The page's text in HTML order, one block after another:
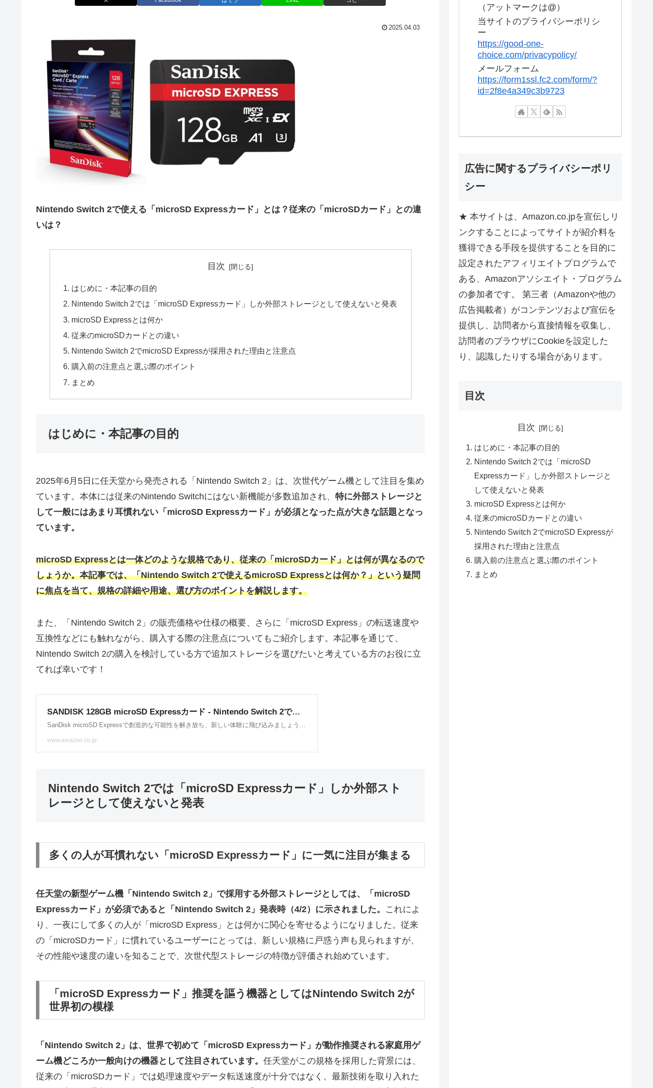
2025.04.03
Nintendo Switch 2で使える「microSD Expressカード」とは？従来の「microSDカード」との違
いは？
目次
はじめに・本記事の目的
Nintendo Switch 2では「microSD Expressカード」しか外部ストレージとして使えないと発表
microSD Expressとは何か
従来のmicroSDカードとの違い
Nintendo Switch 2でmicroSD Expressが採用された理由と注意点
購入前の注意点と選ぶ際のポイント
まとめ
はじめに・本記事の目的
2025年6月5日に任天堂から発売される「Nintendo Switch 2」は、次世代ゲーム機として注目を集め
ています。本体には従来のNintendo Switchにはない新機能が多数追加され、 特に外部ストレージと
して一般にはあまり耳慣れない「microSD Expressカード」が必須となった点が大きな話題となっ
ています。
microSD Expressとは一体どのような規格であり、従来の「microSDカード」とは何が異なるので
しょうか。本記事では、「Nintendo Switch 2で使えるmicroSD Expressとは何か？」という疑問
に焦点を当て、規格の詳細や用途、選び方のポイントを解説します。
また、「Nintendo Switch 2」の販売価格や仕様の概要、さらに「microSD Express」の転送速度や
互換性などにも触れながら、購入する際の注意点についてもご紹介します。本記事を通じて、
Nintendo Switch 2の購入を検討している方で追加ストレージを選びたいと考えている方のお役に立
てれば幸いです！
Nintendo Switch 2では「microSD Expressカード」しか外部スト
レージとして使えないと発表
多くの人が耳慣れない「microSD Expressカード」に一気に注目が集まる
任天堂の新型ゲーム機「Nintendo Switch 2」で採用する外部ストレージとしては、「microSD
Expressカード」が必須であると「Nintendo Switch 2」発表時（4/2）に示されました。 これによ
り、一夜にして多くの人が「microSD Express」とは何かに関心を寄せるようになりました。従来
の「microSDカード」に慣れているユーザーにとっては、新しい規格に戸惑う声も見られますが、
その性能や速度の違いを知ることで、次世代型ストレージの特徴が評価され始めています。
「microSD Expressカード」推奨を謳う機器としてはNintendo Switch 2が
世界初の模様
「Nintendo Switch 2」は、世界で初めて「microSD Expressカード」が動作推奨される家庭用ゲ
ーム機どころか一般向けの機器として注目されています。 任天堂がこの規格を採用した背景には、
従来の「microSDカード」では処理速度やデータ転送速度が十分ではなく、最新技術を取り入れた
（アットマークは@）
当サイトのプライバシーポリシ
ー
https://good-one-
choice.com/privacypolicy/
メールフォーム
https://form1ssl.fc2.com/form/?
id=2f8e4a349c3b9723
広告に関するプライバシーポリ
シー
★ 本サイトは、Amazon.co.jpを宣伝しリ
ンクすることによってサイトが紹介料を
獲得できる手段を提供することを目的に
設定されたアフィリエイトプログラムで
ある、Amazonアソシエイト・プログラム
の参加者です。 第三者（Amazonや他の
広告掲載者）がコンテンツおよび宣伝を
提供し、訪問者から直接情報を収集し、
訪問者のブラウザにCookieを設定した
り、認識したりする場合があります。
目次
目次
はじめに・本記事の目的
Nintendo Switch 2では「microSD
Expressカード」しか外部ストレージと
して使えないと発表
microSD Expressとは何か
従来のmicroSDカードとの違い
Nintendo Switch 2でmicroSD Expressが
採用された理由と注意点
購入前の注意点と選ぶ際のポイント
まとめ